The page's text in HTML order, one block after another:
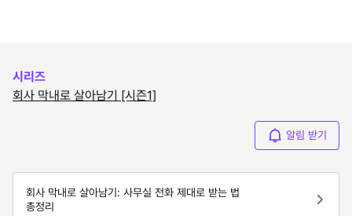
시리즈
회사 막내로 살아남기 [시즌1]
알림 받기
회사 막내로 살아남기: 사무실 전화 제대로 받는 법
총정리